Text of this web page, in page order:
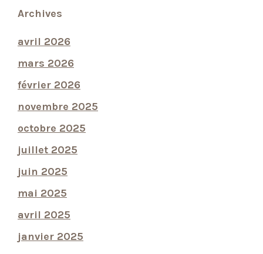
Archives
avril 2026
mars 2026
février 2026
novembre 2025
octobre 2025
juillet 2025
juin 2025
mai 2025
avril 2025
janvier 2025